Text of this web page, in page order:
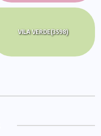
VILA VERDE(3598)